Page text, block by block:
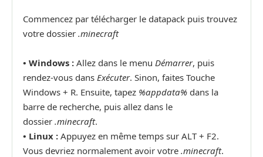
Commencez par télécharger le datapack puis trouvez
votre dossier .minecraft
• Windows : Allez dans le menu Démarrer, puis
rendez-vous dans Exécuter. Sinon, faites Touche
Windows + R. Ensuite, tapez %appdata% dans la
barre de recherche, puis allez dans le
dossier .minecraft.
• Linux : Appuyez en même temps sur ALT + F2.
Vous devriez normalement avoir votre .minecraft.